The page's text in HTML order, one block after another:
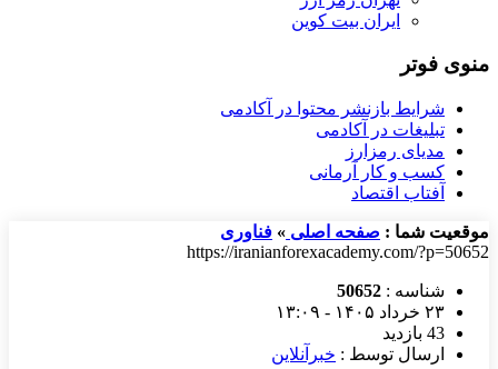
ایران بیت کوین
منوی فوتر
شرایط بازنشر محتوا در آکادمی
تبلیغات در آکادمی
مدیای رمزارز
کسب و کار آرمانی
آفتاب اقتصاد
موقعیت شما : صفحه اصلی » فناوری
https://iranianforexacademy.com/?p=50652
شناسه : 50652
۲۳ خرداد ۱۴۰۵ - ۱۳:۰۹
43 بازدید
ارسال توسط : خبرآنلاین